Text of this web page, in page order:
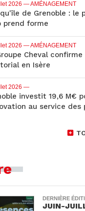
2026 — AMÉNAGEMENT
de Grenoble : le
prend forme
2026 — AMÉNAGEMENT
Cheval
en Isère
2026 —
investit 19,6 M€
au service
DERNIÈRE
JUIN-